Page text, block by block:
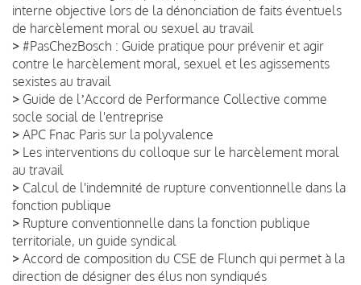
interne objective lors de la dénonciation de faits éventuels
de harcèlement moral ou sexuel au travail
> #PasChezBosch : Guide pratique pour prévenir et agir
contre le harcèlement moral, sexuel et les agissements
sexistes au travail
> Guide de lʼAccord de Performance Collective comme
socle social de l'entreprise
> APC Fnac Paris sur la polyvalence
> Les interventions du colloque sur le harcèlement moral
au travail
> Calcul de l'indemnité de rupture conventionnelle dans la
fonction publique
> Rupture conventionnelle dans la fonction publique
territoriale, un guide syndical
> Accord de composition du CSE de Flunch qui permet à la
direction de désigner des élus non syndiqués